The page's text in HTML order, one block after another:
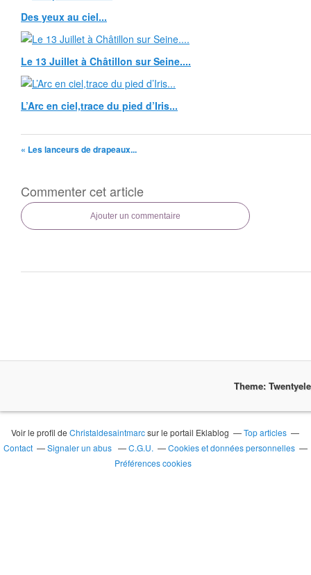
Des yeux au ciel...
Le 13 Juillet à Châtillon sur Seine....
L’Arc en ciel,trace du pied d’Iris...
« Les lanceurs de drapeaux...
Commenter cet article
Ajouter un commentaire
Theme:
Voir le profil deChristaldesaintmarcsur le portail Eklablog
Top articles
Contact
Signaler un abus C.G.U.
Cookies et données personnelles
Préférences cookies